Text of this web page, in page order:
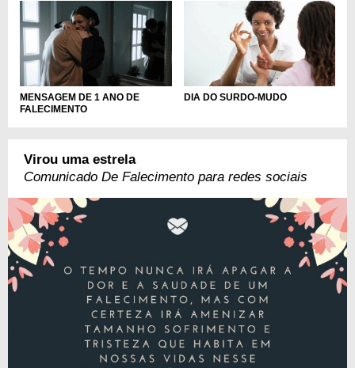
MENSAGEM DE 1 ANO DE
FALECIMENTO
DIA DO SURDO-MUDO
Virou uma estrela
Comunicado De Falecimento para redes sociais